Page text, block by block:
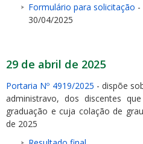
Formulário para solicitação -
30/04/2025
29 de abril de 2025
Portaria Nº 4919/2025 - dispõe
administravo, dos discentes
graduação e cuja colação de
de 2025